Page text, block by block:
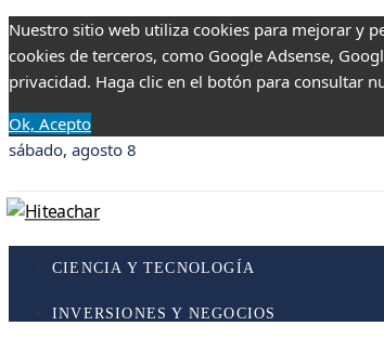
Nuestro sitio web utiliza cookies para mejorar y
cookies de terceros, como Google Adsense,
privacidad. Haga clic en el botón para consultar
Ok, Acepto
sábado, agosto 8
CIENCIA Y TECNOLOGÍA
INVERSIONES Y NEGOCIOS